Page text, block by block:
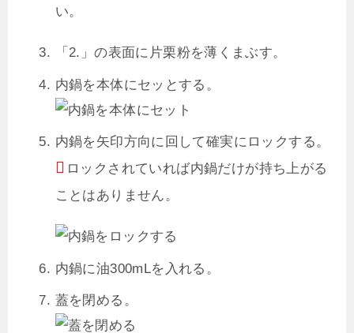
い。
「2.」の表面に片栗粉を薄くまぶす。
内鍋を本体にセッとする。
内鍋を矢印方向に回して確実にロックする。
ロックされていれば内鍋だけが持ち上がる
ことはありません。
内鍋に油300mLを入れる。
蓋を閉める。